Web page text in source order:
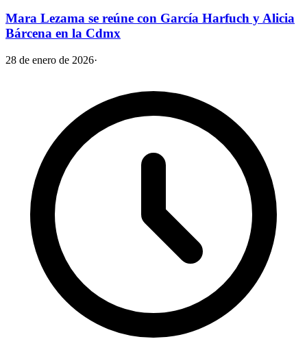
Mara Lezama se reúne con García Harfuch y Alicia
Bárcena en la Cdmx
28 de enero de 2026·